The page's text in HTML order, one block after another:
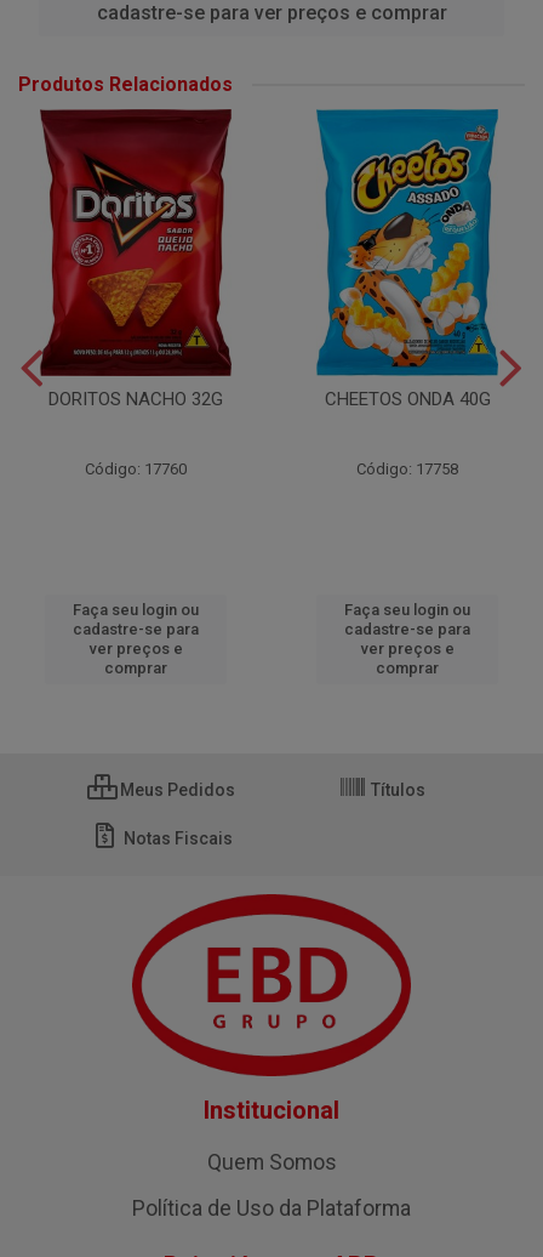
cadastre-se para ver preços e comprar
Produtos Relacionados
DORITOS NACHO 32G
Código: 17760
Faça seu login ou
cadastre-se para
ver preços e
comprar
CHEETOS ONDA 40G
Código: 17758
Faça seu login ou
cadastre-se para
ver preços e
comprar
Meus Pedidos Títulos
Notas Fiscais
Institucional
Quem Somos
Política de Uso da Plataforma